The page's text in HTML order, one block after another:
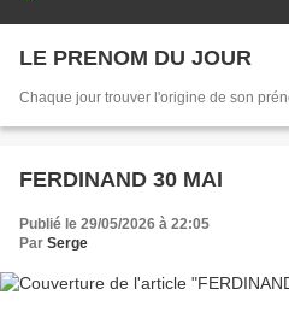
LE PRENOM DU JOUR
Chaque jour trouver
FERDINAND 30 MAI
Publié le 29/05/2026 à 22:05
Par Serge